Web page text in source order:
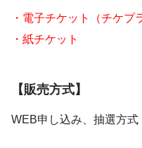
・電子チケット（チケプ
・紙チケット
【販売方式】
WEB申し込み、抽選方式